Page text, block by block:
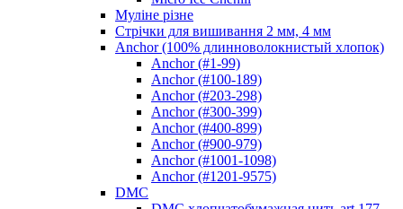
Муліне різне
Стрічки для вишивання 2 мм, 4 мм
Anchor (100% длинноволокнистый хлопок)
Anchor (#1-99)
Anchor (#100-189)
Anchor (#203-298)
Anchor (#300-399)
Anchor (#400-899)
Anchor (#900-979)
Anchor (#1001-1098)
Anchor (#1201-9575)
DMC